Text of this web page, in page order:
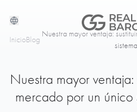
InicioBlog
Nuestra mayor ventaja:
Nuestra mayor
mercado por un